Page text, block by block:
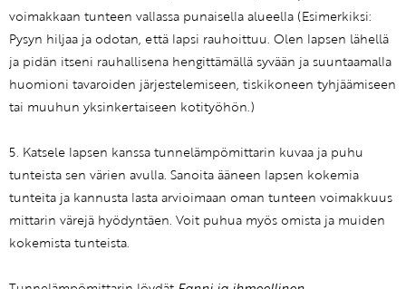
voimakkaan tunteen vallassa punaisella alueella (Esimerkiksi:
Pysyn hiljaa ja odotan, että lapsi rauhoittuu. Olen lapsen lähellä
ja pidän itseni rauhallisena hengittämällä syvään ja suuntaamalla
huomioni tavaroiden järjestelemiseen, tiskikoneen tyhjäämiseen
tai muuhun yksinkertaiseen kotityöhön.)
5. Katsele lapsen kanssa tunnelämpömittarin kuvaa ja puhu
tunteista sen värien avulla. Sanoita ääneen lapsen kokemia
tunteita ja kannusta lasta arvioimaan oman tunteen voimakkuus
mittarin värejä hyödyntäen. Voit puhua myös omista ja muiden
kokemista tunteista.